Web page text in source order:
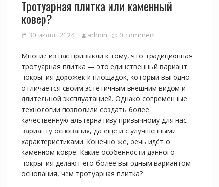
Тротуарная плитка или каменный
ковер?
30 июля, 2024 admin 0 comment
Многие из нас привыкли к тому, что традиционная
тротуарная плитка — это единственный вариант
покрытия дорожек и площадок, который выгодно
отличается своим эстетичным внешним видом и
длительной эксплуатацией. Однако современные
технологии позволили создать более
качественную альтернативу привычному для нас
варианту основания, да еще и с улучшенными
характеристиками. Конечно же, речь идёт о
каменном ковре. Какие особенности данного
покрытия делают его более выгодным вариантом
основания, чем тротуарная плитка?